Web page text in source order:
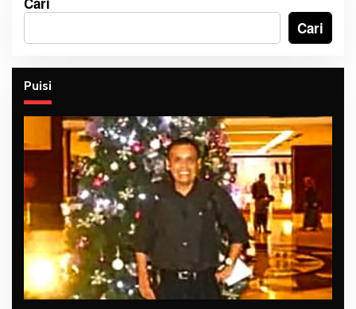
Cari
Puisi